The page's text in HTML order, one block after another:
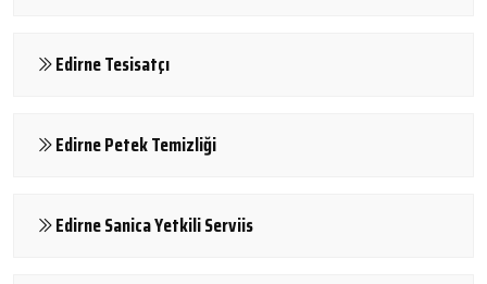
Edirne Tesisatçı
Edirne Petek Temizliği
Edirne Sanica Yetkili Serviis